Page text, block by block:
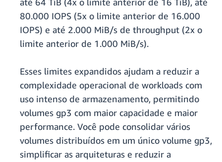
80.000 IOPS (5x o limite anterior de 16.000
IOPS) e até 2.000 MiB/s de throughput (2x o
limite anterior de 1.000 MiB/s).
Esses limites expandidos ajudam a reduzir a
complexidade operacional de workloads com
uso intenso de armazenamento, permitindo
volumes gp3 com maior capacidade e maior
performance. Você pode consolidar vários
volumes distribuídos em um único volume gp3,
simplificar as arquiteturas e reduzir a